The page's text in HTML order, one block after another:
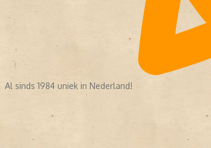
Al sinds 1984 uniek in Nederland!